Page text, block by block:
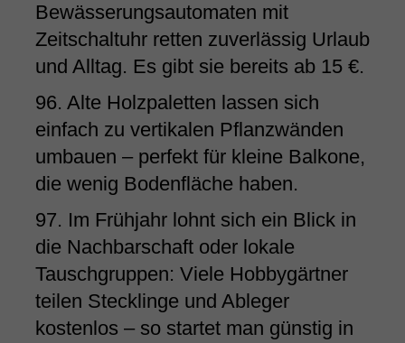
Bewässerungsautomaten mit
Zeitschaltuhr retten zuverlässig Urlaub
und Alltag. Es gibt sie bereits ab 15 €.
96. Alte Holzpaletten lassen sich
einfach zu vertikalen Pflanzwänden
umbauen – perfekt für kleine Balkone,
die wenig Bodenfläche haben.
97. Im Frühjahr lohnt sich ein Blick in
die Nachbarschaft oder lokale
Tauschgruppen: Viele Hobbygärtner
teilen Stecklinge und Ableger
kostenlos – so startet man günstig in